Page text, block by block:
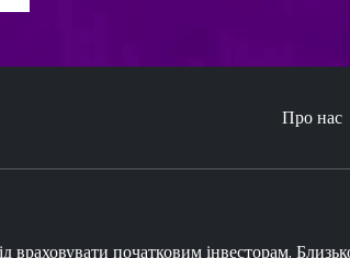
Про нас
початковим інвесторам.